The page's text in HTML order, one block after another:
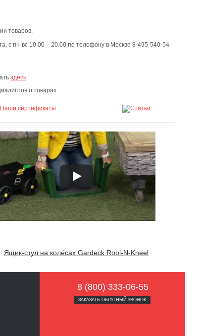
товаров.
с пн-вс 10.00 – 20.00 по телефону в Москве 8-495-540-54-
здесь
о товарах
Ящик-стул на колёсах Gardeck Rool-N-Kneel
8 (800) 333-06-55
ЗАКАЗАТЬ ОБРАТНЫЙ ЗВОНОК